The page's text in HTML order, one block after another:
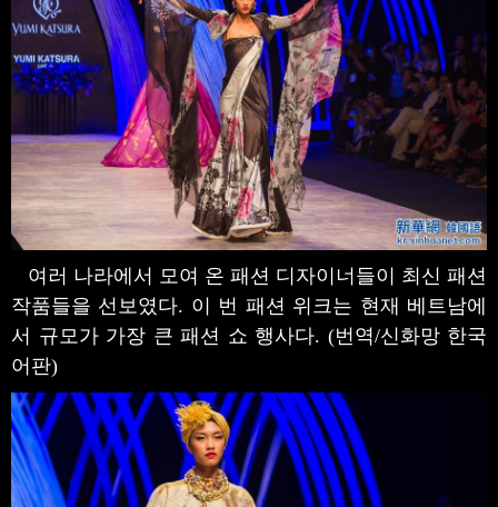
여러 나라에서 모여 온 패션 디자이너들이 최신 패션
작품들을 선보였다. 이 번 패션 위크는 현재 베트남에
서 규모가 가장 큰 패션 쇼 행사다. (번역/신화망 한국
어판)